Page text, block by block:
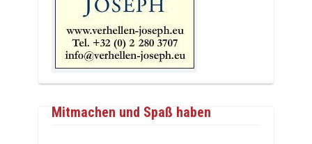
Mitmachen und Spaß haben